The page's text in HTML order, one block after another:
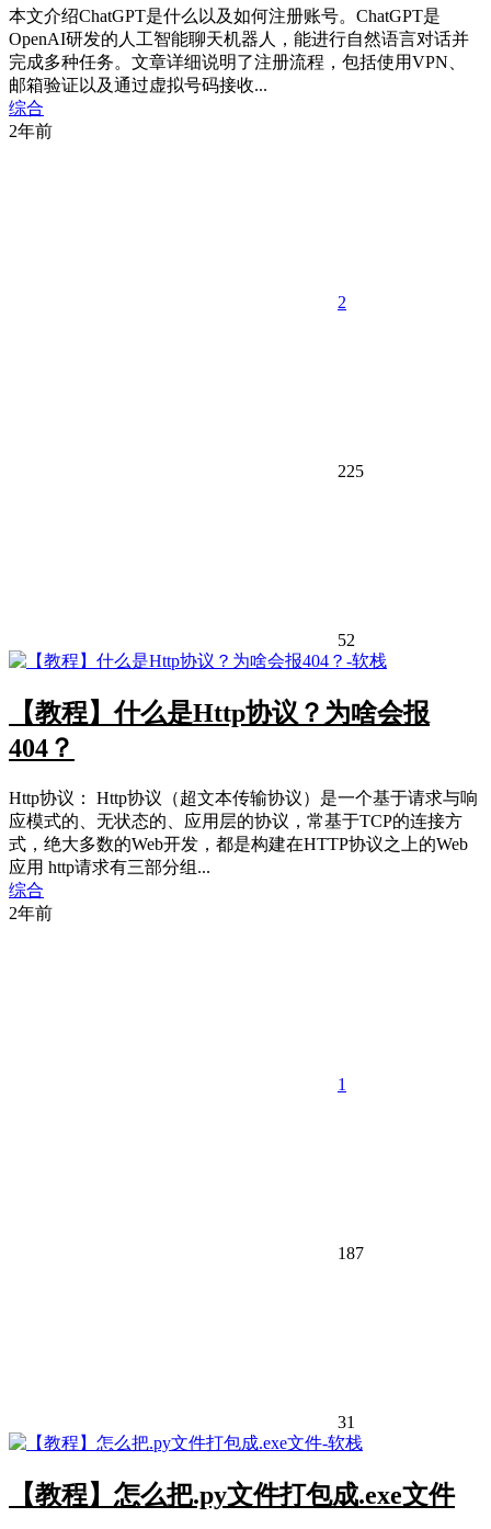
本文介绍ChatGPT是什么以及如何注册账号。ChatGPT是
OpenAI研发的人工智能聊天机器人，能进行自然语言对话并
完成多种任务。文章详细说明了注册流程，包括使用VPN、
邮箱验证以及通过虚拟号码接收...
综合
2年前
2
225
52
【教程】什么是Http协议？为啥会报
404？
Http协议： Http协议（超文本传输协议）是一个基于请求与响
应模式的、无状态的、应用层的协议，常基于TCP的连接方
式，绝大多数的Web开发，都是构建在HTTP协议之上的Web
应用 http请求有三部分组...
综合
2年前
1
187
31
【教程】怎么把.py文件打包成.exe文件